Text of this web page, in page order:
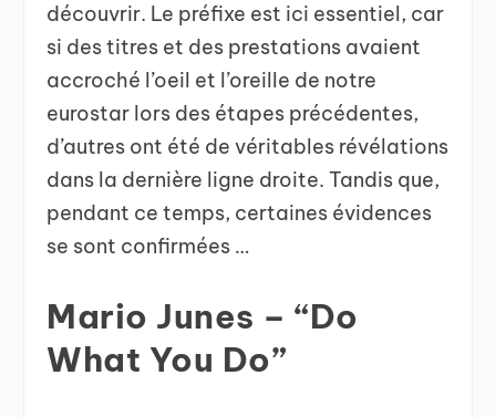
découvrir. Le préfixe est ici essentiel, car
si des titres et des prestations avaient
accroché l’oeil et l’oreille de notre
eurostar lors des étapes précédentes,
d’autres ont été de véritables révélations
dans la dernière ligne droite. Tandis que,
pendant ce temps, certaines évidences
se sont confirmées …
Mario Junes – “Do
What You Do”